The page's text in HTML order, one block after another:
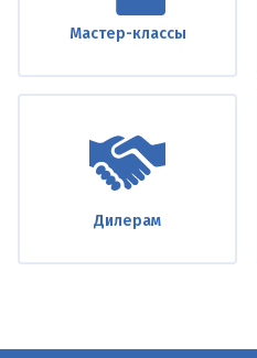
Мастер-классы
Дилерам